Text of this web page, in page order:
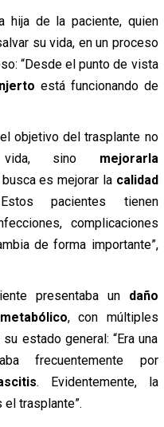
hija de la paciente, quien
su vida, en un proceso
“Desde el punto de vista
está funcionando de
objetivo del trasplante no
sino mejorarla
busca es mejorar la calidad
pacientes tienen
complicaciones
de forma importante”,
presentaba un daño
, con múltiples
estado general: “Era una
frecuentemente por
. Evidentemente, la
trasplante”.